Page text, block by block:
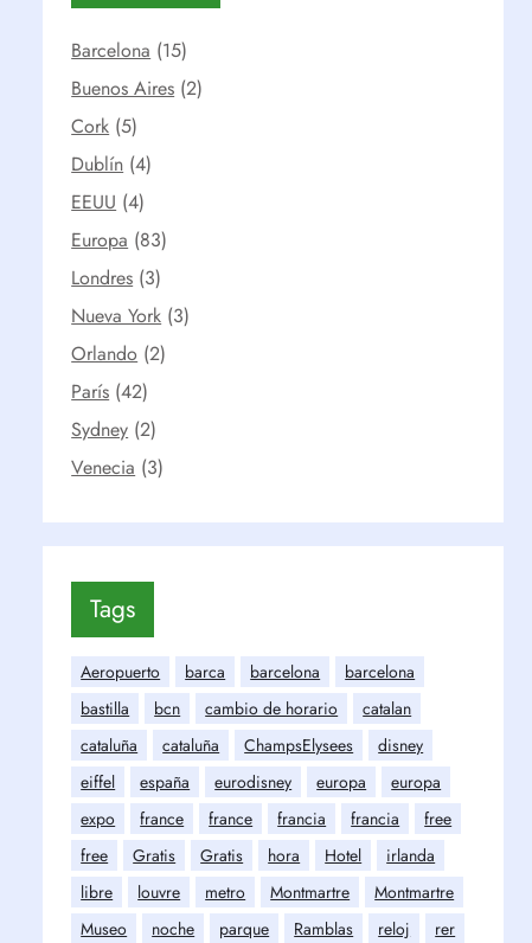
Barcelona (15)
Buenos Aires (2)
Cork (5)
Dublín (4)
EEUU (4)
Europa (83)
Londres (3)
Nueva York (3)
Orlando (2)
París (42)
Sydney (2)
Venecia (3)
Tags
Aeropuerto barca barcelona
barcelona
bastilla
bcn cambio de horario
catalan
cataluña
cataluña ChampsElysees
disney
eiffel
españa eurodisney europa
europa
expo
france france francia francia
free
free
Gratis Gratis hora Hotel
irlanda
libre
louvre metro Montmartre
Montmartre
Museo
noche parque Ramblas reloj
rer